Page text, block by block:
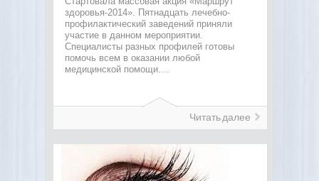
здоровья-2014». Пятнадцать лечебно-
профилактический заведений приняли
участие в данном мероприятии.
Специалисты разных профилей готовы
помочь всем в оказании любой
медицинской помощи....
Читать далее